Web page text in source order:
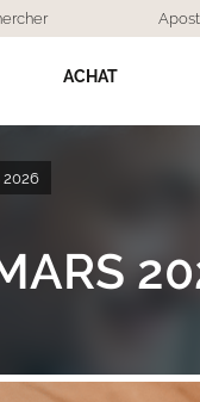
ACHAT
2026